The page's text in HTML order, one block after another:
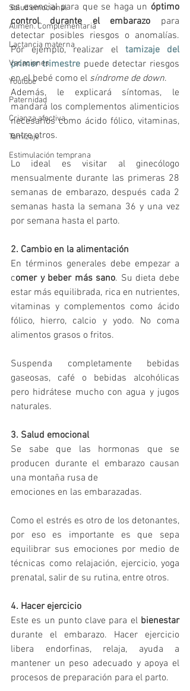
Salud emocional
Alimen. Complementaria
Lactancia materna
Vacaciones
Youtube
Paternidad
Crianza afectiva
Tamizaje
Estimulación temprana
es esencial para que se haga un óptimo
control durante el embarazo para
detectar posibles riesgos o anomalías.
Por ejemplo, realizar el tamizaje del
primer trimestre puede detectar riesgos
en el bebé como el síndrome de down.
Además, le explicará síntomas, le
mandará los complementos alimenticios
necesarios como ácido fólico, vitaminas,
entre otros.
Lo ideal es visitar al ginecólogo
mensualmente durante las primeras 28
semanas de embarazo, después cada 2
semanas hasta la semana 36 y una vez
por semana hasta el parto.
2. Cambio en la alimentación
En términos generales debe empezar a
comer y beber más sano. Su dieta debe
estar más equilibrada, rica en nutrientes,
vitaminas y complementos como ácido
fólico, hierro, calcio y yodo. No coma
alimentos grasos o fritos.
Suspenda completamente bebidas
gaseosas, café o bebidas alcohólicas
pero hidrátese mucho con agua y jugos
naturales.
3. Salud emocional
Se sabe que las hormonas que se
producen durante el embarazo causan
una montaña rusa de
emociones en las embarazadas.
Como el estrés es otro de los detonantes,
por eso es importante es que sepa
equilibrar sus emociones por medio de
técnicas como relajación, ejercicio, yoga
prenatal, salir de su rutina, entre otros.
4. Hacer ejercicio
Este es un punto clave para el bienestar
durante el embarazo. Hacer ejercicio
libera endorfinas, relaja, ayuda a
mantener un peso adecuado y apoya el
procesos de preparación para el parto.